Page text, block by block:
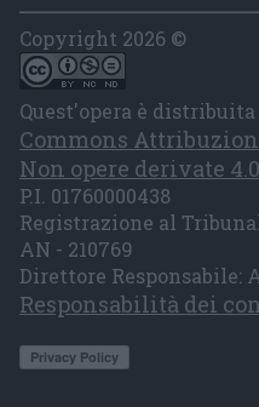
Copyright 2026 ©
Quest'opera è
Commons
Non opere derivate
P.I. 01760000438
Registrazione al
AN - 210769
Direttore Responsabile:
Responsabilità dei